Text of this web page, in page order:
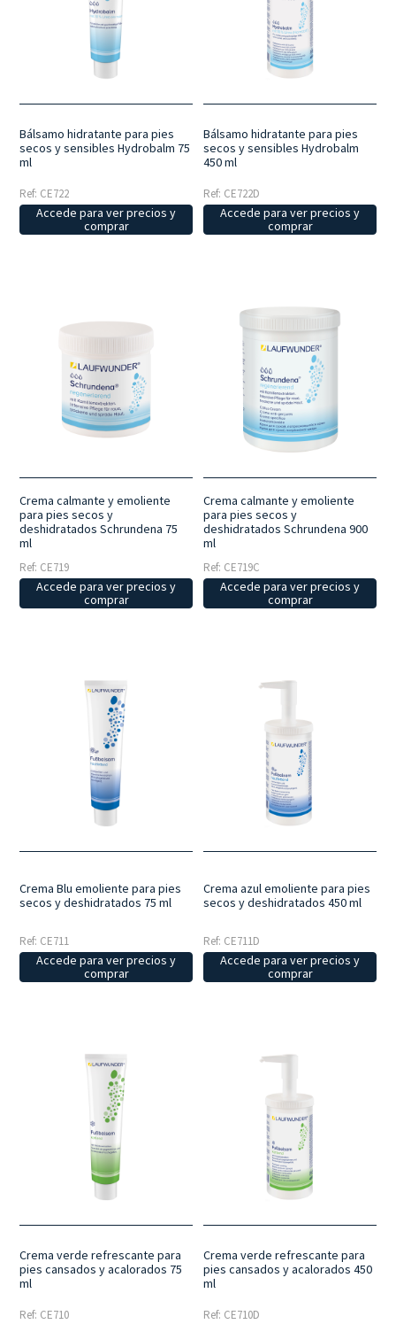
Bálsamo hidratante para pies
secos y sensibles Hydrobalm 75
ml
Ref: CE722
Accede para ver precios y
comprar
Bálsamo hidratante para pies
secos y sensibles Hydrobalm
450 ml
Ref: CE722D
Accede para ver precios y
comprar
Crema calmante y emoliente
para pies secos y
deshidratados Schrundena 75
ml
Ref: CE719
Accede para ver precios y
comprar
Crema calmante y emoliente
para pies secos y
deshidratados Schrundena 900
ml
Ref: CE719C
Accede para ver precios y
comprar
Crema Blu emoliente para pies
secos y deshidratados 75 ml
Ref: CE711
Accede para ver precios y
comprar
Crema azul emoliente para pies
secos y deshidratados 450 ml
Ref: CE711D
Accede para ver precios y
comprar
Crema verde refrescante para
pies cansados y acalorados 75
ml
Ref: CE710
Crema verde refrescante para
pies cansados y acalorados 450
ml
Ref: CE710D